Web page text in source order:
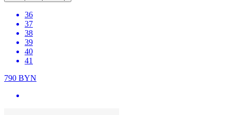
36
37
38
39
40
41
790 BYN